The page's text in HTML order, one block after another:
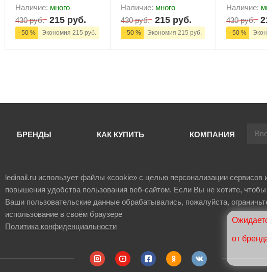
30/3)
Наличие: много
430 руб. 215 руб.
- 50 % Экономия 215 руб.
лопасть) (PE-30/4.3)
Наличие: много
430 руб.
215 руб.
- 50 % Экономия 215 руб.
лопасть)
Наличие:
430 руб.
- 50 %
БРЕНДЫ КАК КУПИТЬ КОМПАНИЯ
ledinail.ru использует файлы «cookie» с целью персонализации сервисов
повышения удобства пользования веб-сайтом. Если Вы не хотите, чтобы
Ваши пользовательские данные обрабатывались, пожалуйста,
использование в своём браузере
Политика конфиденциальности
от